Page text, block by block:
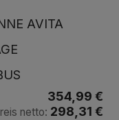
AVITA
354,99 €
netto: 298,31 €